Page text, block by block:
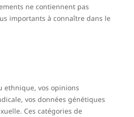
ne contiennent pas
importants à connaître dans le
ethnique, vos opinions
vos données génétiques
Ces catégories de